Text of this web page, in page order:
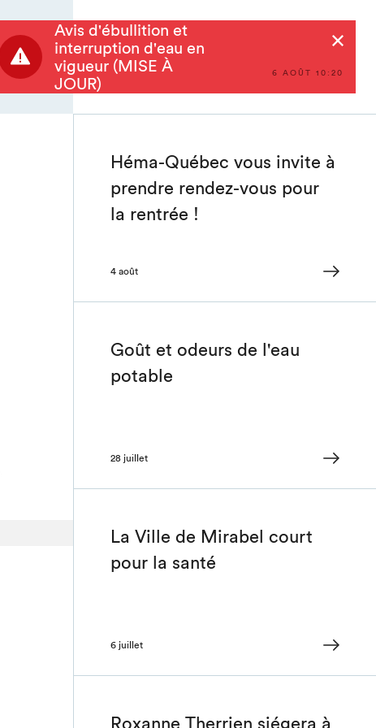
6 AOÛT 10:20
Avis d'ébullition et
interruption d'eau en
vigueur (MISE À
JOUR)
Héma-Québec vous invite à
prendre rendez-vous pour
la rentrée !
4 août
Goût et odeurs de l'eau
potable
28 juillet
La Ville de Mirabel court
pour la santé
6 juillet
Roxanne Therrien siégera à